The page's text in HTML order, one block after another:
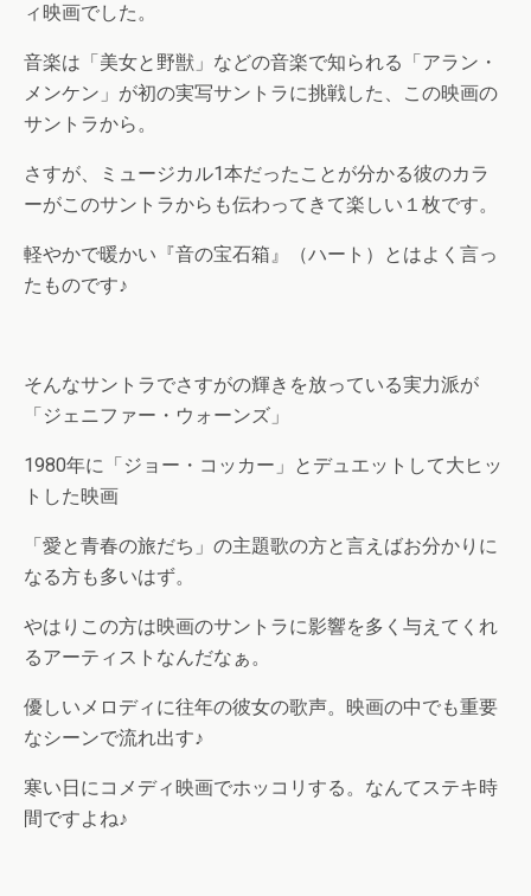
ィ映画でした。
音楽は「美女と野獣」などの音楽で知られる「アラン・
メンケン」が初の実写サントラに挑戦した、この映画の
サントラから。
さすが、ミュージカル1本だったことが分かる彼のカラ
ーがこのサントラからも伝わってきて楽しい１枚です。
軽やかで暖かい『音の宝石箱』（ハート）とはよく言っ
たものです♪
そんなサントラでさすがの輝きを放っている実力派が
「ジェニファー・ウォーンズ」
1980年に「ジョー・コッカー」とデュエットして大ヒッ
トした映画
「愛と青春の旅だち」の主題歌の方と言えばお分かりに
なる方も多いはず。
やはりこの方は映画のサントラに影響を多く与えてくれ
るアーティストなんだなぁ。
優しいメロディに往年の彼女の歌声。映画の中でも重要
なシーンで流れ出す♪
寒い日にコメディ映画でホッコリする。なんてステキ時
間ですよね♪